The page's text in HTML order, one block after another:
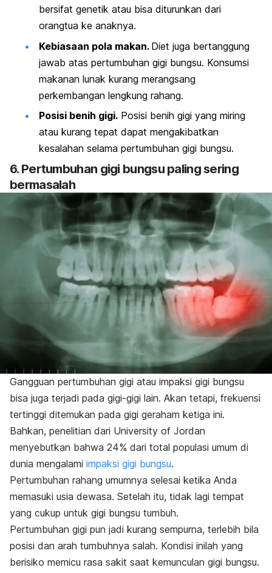
bersifat genetik atau bisa diturunkan dari
orangtua ke anaknya.
Kebiasaan pola makan. Diet juga bertanggung
jawab atas pertumbuhan gigi bungsu. Konsumsi
makanan lunak kurang merangsang
perkembangan lengkung rahang.
Posisi benih gigi. Posisi benih gigi yang miring
atau kurang tepat dapat mengakibatkan
kesalahan selama pertumbuhan gigi bungsu.
6. Pertumbuhan gigi bungsu paling sering
bermasalah
Gangguan pertumbuhan gigi atau impaksi gigi bungsu
bisa juga terjadi pada gigi-gigi lain. Akan tetapi, frekuensi
tertinggi ditemukan pada gigi geraham ketiga ini.
Bahkan, penelitian dari University of Jordan
menyebutkan bahwa 24% dari total populasi umum di
dunia mengalami impaksi gigi bungsu.
Pertumbuhan rahang umumnya selesai ketika Anda
memasuki usia dewasa. Setelah itu, tidak lagi tempat
yang cukup untuk gigi bungsu tumbuh.
Pertumbuhan gigi pun jadi kurang sempurna, terlebih bila
posisi dan arah tumbuhnya salah. Kondisi inilah yang
berisiko memicu rasa sakit saat kemunculan gigi bungsu.